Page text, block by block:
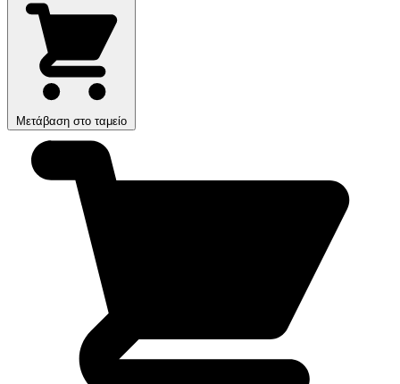
Μετάβαση στο ταμείο